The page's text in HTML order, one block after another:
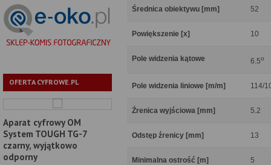
OFERTA CYFROWE.PL
Aparat cyfrowy OM
System TOUGH TG-7
czarny, wyjątkowo
odporny
Średnica obiektywu [mm] 52
Powiększenie [x] 10
Pole widzenia kątowe 6.5o
Pole widzenia liniowe [m/m] 114/
Źrenica wyjściowa [mm] 5.2
Odstęp źrenicy [mm] 13
Minimalna ostrość [m] 5